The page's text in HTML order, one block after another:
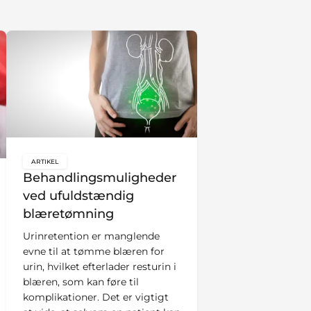
Behandlingsmuligheder
ved ufuldstændig
blæretømning
key:global.content-type:
ARTIKEL
Urinretention er manglende
evne til at tømme blæren for
urin, hvilket efterlader resturin i
blæren, som kan føre til
komplikationer. Det er vigtigt